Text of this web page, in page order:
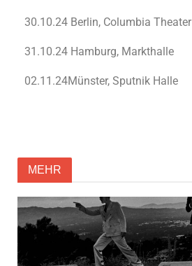
30.10.24 Berlin, Columbia Theater
31.10.24 Hamburg, Markthalle
02.11.24Münster, Sputnik Halle
MEHR